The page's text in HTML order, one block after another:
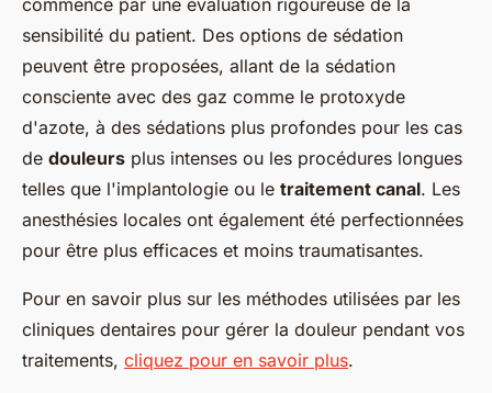
sensibilité du patient. Des options de sédation
peuvent être proposées, allant de la sédation
consciente avec des gaz comme le protoxyde
d'azote, à des sédations plus profondes pour les cas
de douleurs plus intenses ou les procédures longues
telles que l'implantologie ou le traitement canal. Les
anesthésies locales ont également été perfectionnées
pour être plus efficaces et moins traumatisantes.
Pour en savoir plus sur les méthodes utilisées par les
cliniques dentaires pour gérer la douleur pendant vos
traitements, cliquez pour en savoir plus.